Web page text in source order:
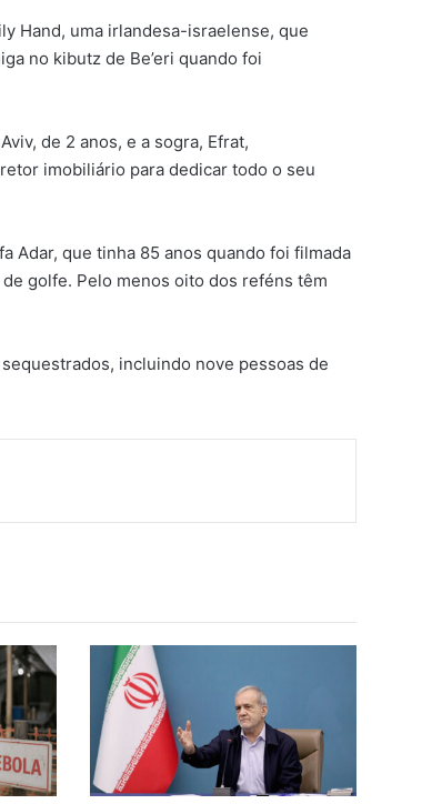
Hand, uma irlandesa-israelense, que
no kibutz de Be’eri quando foi
de 2 anos, e a sogra, Efrat,
imobiliário para dedicar todo o seu
Adar, que tinha 85 anos quando foi filmada
golfe. Pelo menos oito dos reféns têm
incluindo nove pessoas de